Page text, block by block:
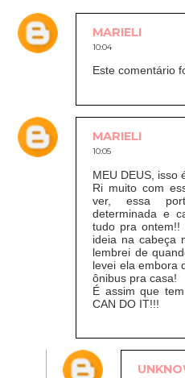
MARIELI
10:04
Este comentário
MARIELI
10:05
MEU DEUS, isso
Ri muito com
ver, essa
determinada e
tudo pra ontem!!
ideia na cabeça
lembrei de
levei ela embora
ônibus pra casa!
É assim que
CAN DO IT!!!